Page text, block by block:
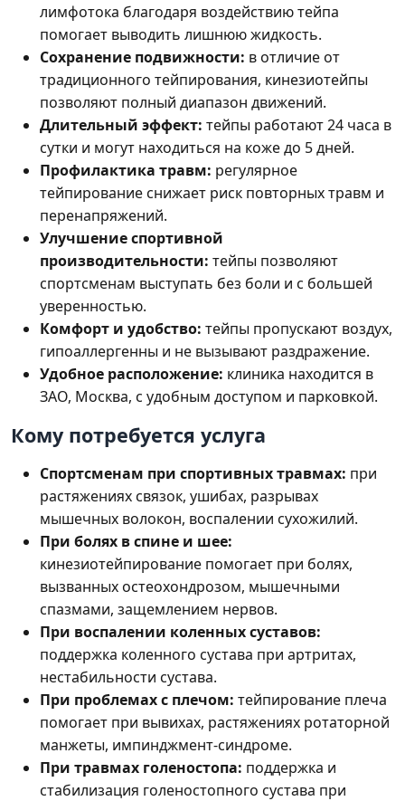
лимфотока благодаря воздействию тейпа
помогает выводить лишнюю жидкость.
Сохранение подвижности: в отличие от
традиционного тейпирования, кинезиотейпы
позволяют полный диапазон движений.
Длительный эффект: тейпы работают 24 часа в
сутки и могут находиться на коже до 5 дней.
Профилактика травм: регулярное
тейпирование снижает риск повторных травм и
перенапряжений.
Улучшение спортивной
производительности: тейпы позволяют
спортсменам выступать без боли и с большей
уверенностью.
Комфорт и удобство: тейпы пропускают воздух,
гипоаллергенны и не вызывают раздражение.
Удобное расположение: клиника находится в
ЗАО, Москва, с удобным доступом и парковкой.
Кому потребуется услуга
Спортсменам при спортивных травмах: при
растяжениях связок, ушибах, разрывах
мышечных волокон, воспалении сухожилий.
При болях в спине и шее:
кинезиотейпирование помогает при болях,
вызванных остеохондрозом, мышечными
спазмами, защемлением нервов.
При воспалении коленных суставов:
поддержка коленного сустава при артритах,
нестабильности сустава.
При проблемах с плечом: тейпирование плеча
помогает при вывихах, растяжениях ротаторной
манжеты, импинджмент-синдроме.
При травмах голеностопа: поддержка и
стабилизация голеностопного сустава при